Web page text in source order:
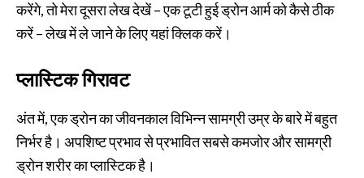
करेंगे, तो मेरा दूसरा लेख देखें – एक टूटी हुई ड्रोन आर्म को कैसे ठीक
करें – लेख में ले जाने के लिए यहां क्लिक करें।
प्लास्टिक गिरावट
अंत में, एक ड्रोन का जीवनकाल विभिन्न सामग्री उम्र के बारे में बहुत
निर्भर है। अपशिष्ट प्रभाव से प्रभावित सबसे कमजोर और सामग्री
ड्रोन शरीर का प्लास्टिक है।